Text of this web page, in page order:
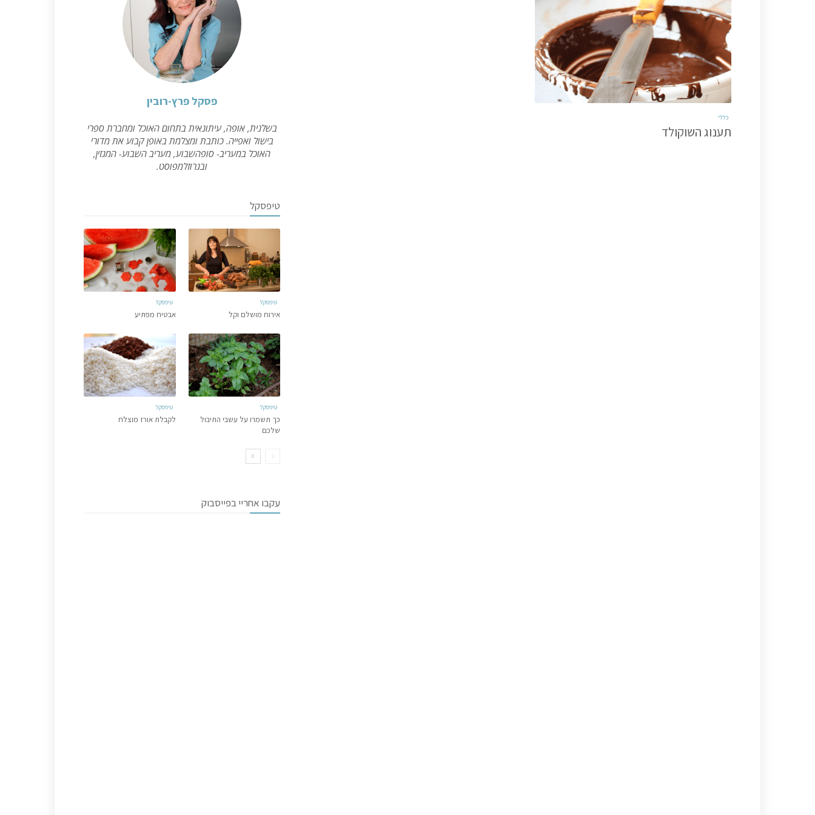
כללי
תענוג השוקולד
פסקל פרץ-רובין
בשלנית, אופה, עיתונאית בתחום האוכל ומחברת ספרי
בישול ואפייה. כותבת ומצלמת באופן קבוע את מדורי
האוכל במעריב- סופהשבוע, מעריב השבוע- המגזין,
ובגרוזלמפוסט.
טיפסקל
טיפסקל
אירוח מושלם וקל
טיפסקל
אבטיח מפתיע
טיפסקל
כך תשמרו על עשבי התיבול
שלכם
טיפסקל
לקבלת אורז מוצלח
עקבו אחריי בפייסבוק